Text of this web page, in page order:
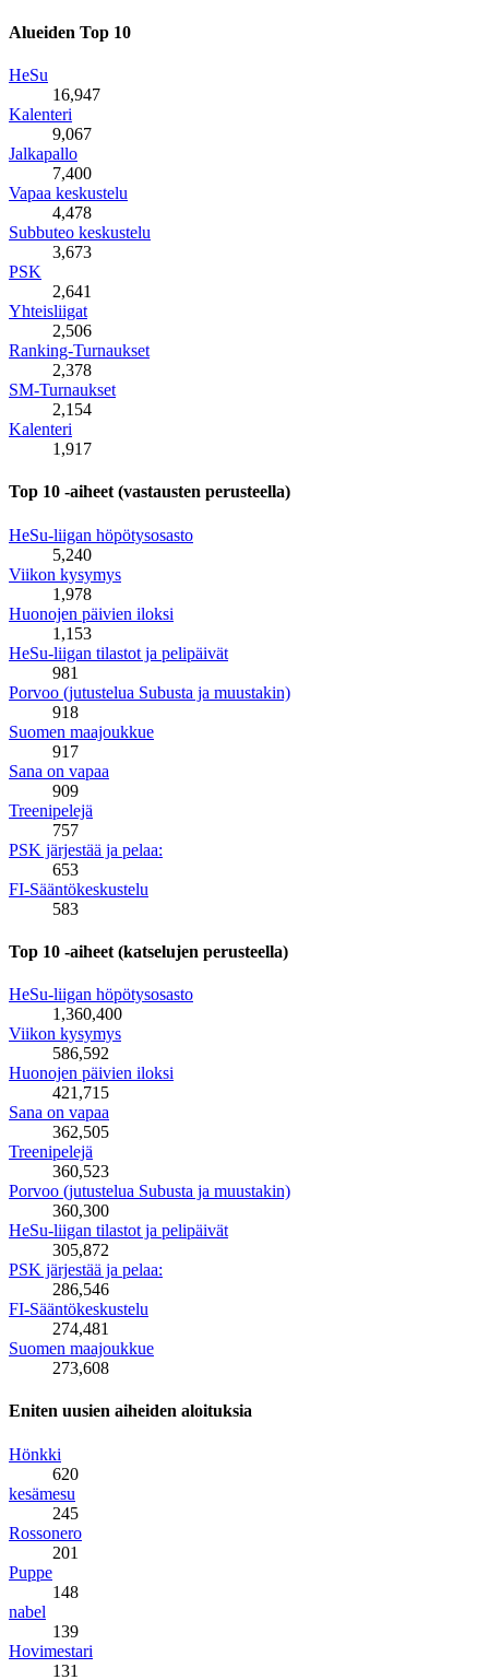
Alueiden Top 10
HeSu
16,947
Kalenteri
9,067
Jalkapallo
7,400
Vapaa keskustelu
4,478
Subbuteo keskustelu
3,673
PSK
2,641
Yhteisliigat
2,506
Ranking-Turnaukset
2,378
SM-Turnaukset
2,154
Kalenteri
1,917
Top 10 -aiheet (vastausten perusteella)
HeSu-liigan höpötysosasto
5,240
Viikon kysymys
1,978
Huonojen päivien iloksi
1,153
HeSu-liigan tilastot ja pelipäivät
981
Porvoo (jutustelua Subusta ja muustakin)
918
Suomen maajoukkue
917
Sana on vapaa
909
Treenipelejä
757
PSK järjestää ja pelaa:
653
FI-Sääntökeskustelu
583
Top 10 -aiheet (katselujen perusteella)
HeSu-liigan höpötysosasto
1,360,400
Viikon kysymys
586,592
Huonojen päivien iloksi
421,715
Sana on vapaa
362,505
Treenipelejä
360,523
Porvoo (jutustelua Subusta ja muustakin)
360,300
HeSu-liigan tilastot ja pelipäivät
305,872
PSK järjestää ja pelaa:
286,546
FI-Sääntökeskustelu
274,481
Suomen maajoukkue
273,608
Eniten uusien aiheiden aloituksia
Hönkki
620
kesämesu
245
Rossonero
201
Puppe
148
nabel
139
Hovimestari
131